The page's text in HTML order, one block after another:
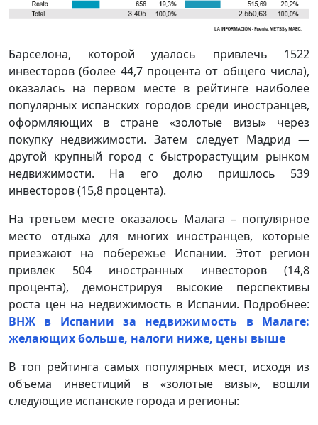
Барселона, которой удалось привлечь 1522
инвесторов (более 44,7 процента от общего числа),
оказалась на первом месте в рейтинге наиболее
популярных испанских городов среди иностранцев,
оформляющих в стране «золотые визы» через
покупку недвижимости. Затем следует Мадрид —
другой крупный город с быстрорастущим рынком
недвижимости. На его долю пришлось 539
инвесторов (15,8 процента).
На третьем месте оказалось Малага – популярное
место отдыха для многих иностранцев, которые
приезжают на побережье Испании. Этот регион
привлек 504 иностранных инвесторов (14,8
процента), демонстрируя высокие перспективы
роста цен на недвижимость в Испании. Подробнее:
ВНЖ в Испании за недвижимость в Малаге:
желающих больше, налоги ниже, цены выше
В топ рейтинга самых популярных мест, исходя из
объема инвестиций в «золотые визы», вошли
следующие испанские города и регионы: